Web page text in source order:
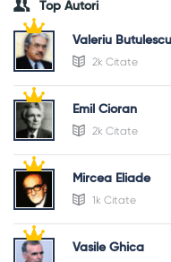
Top Autori
Valeriu Butulescu
2k Citate
Emil Cioran
2k Citate
Mircea Eliade
1k Citate
Vasile Ghica